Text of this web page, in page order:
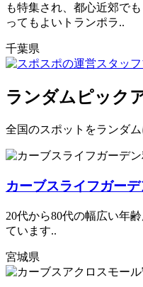
も特集され、都心近郊で
ってもよいトランポラ..
千葉県
ランダムピック
全国のスポットをランダ
カーブスライフガー
20代から80代の幅広い年
ています..
宮城県